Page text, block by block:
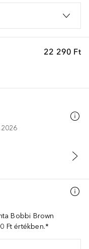
22 290 Ft
Bobbi Brown
Ft értékben.*